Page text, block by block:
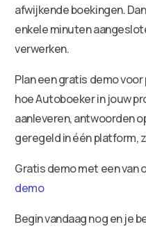
afwijkende boekingen.
enkele minuten
verwerken.
Plan een gratis demo
hoe Autoboeker in jouw
aanleveren, antwoorden
geregeld in één platform,
Gratis demo met een van
demo
Begin vandaag nog en je